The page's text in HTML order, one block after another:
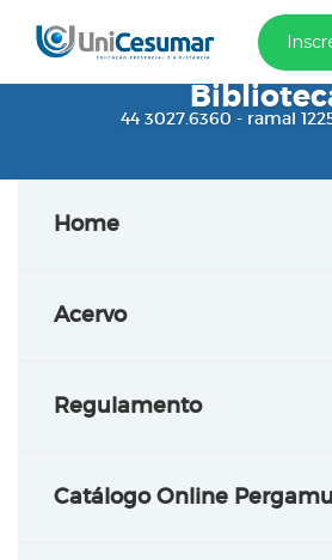
44 3027.6360 - ramal
Home
Acervo
Regulamento
Catálogo Online